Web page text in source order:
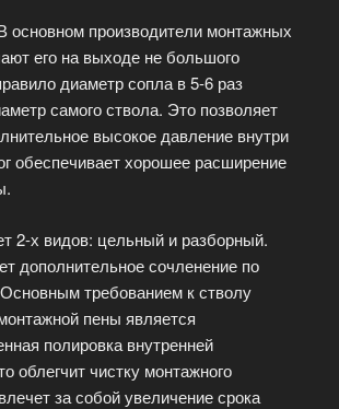
основном производители монтажных
его на выходе не большого
диаметр сопла в 5-6 раз
самого ствола. Это позволяет
высокое давление внутри
обеспечивает хорошее расширение
2-х видов: цельный и разборный.
дополнительное сочленение по
требованием к стволу
пены является
полировка внутренней
облегчит чистку монтажного
за собой увеличение срока